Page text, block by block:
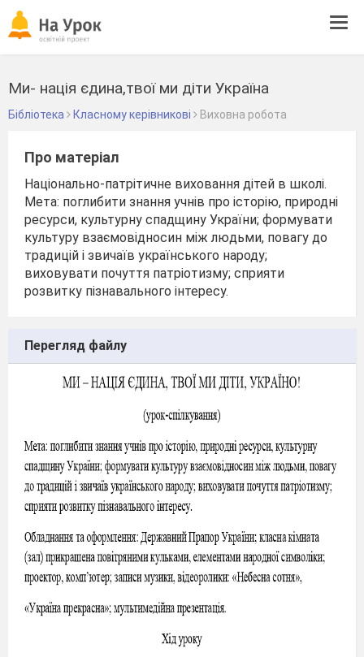
Ми- нація єдина,твої ми діти Україна
Бібліотека Класному керівникові Виховна робота
Про матеріал
Національно-патрітичне виховання дітей в школі.
Мета: поглибити знання учнів про історію, природні
ресурси, культурну спадщину України; формувати
культуру взаємовідносин між людьми, повагу до
традицій і звичаїв українського народу;
виховувати почуття патріотизму; сприяти
розвитку пізнавального інтересу.
Перегляд файлу